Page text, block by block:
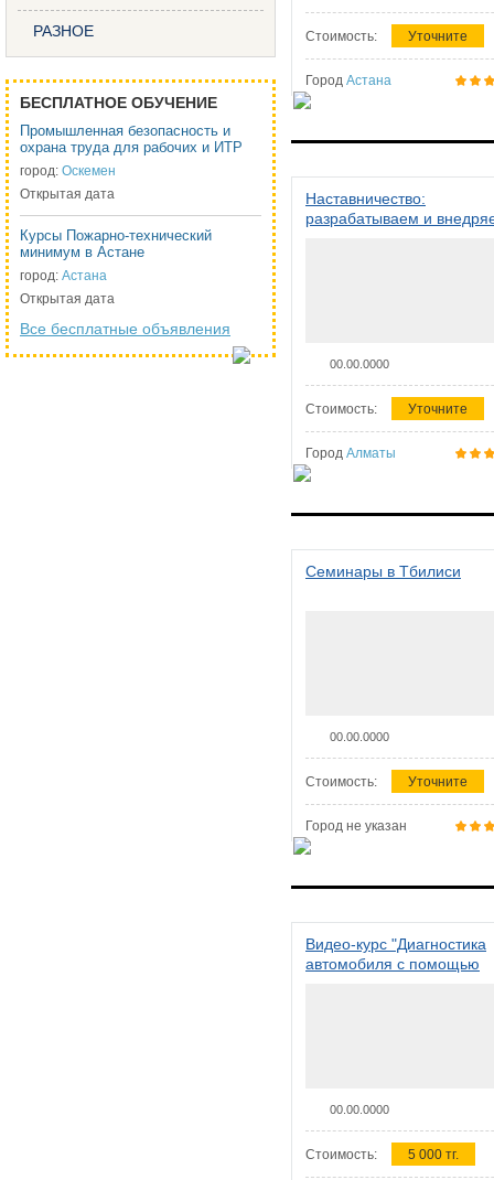
РАЗНОЕ
БЕСПЛАТНОЕ ОБУЧЕНИЕ
Промышленная безопасность и
охрана труда для рабочих и ИТР
город: Оскемен
Открытая дата
Курсы Пожарно-технический
минимум в Астане
город: Астана
Открытая дата
Все бесплатные объявления
Стоимость: Уточните
Город Астана
Наставничество:
разрабатываем и
00.00.0000
Стоимость: Уточните
Город Алматы
Семинары в Тбилиси
00.00.0000
Стоимость: Уточните
Город не указан
Видео-курс "Диагностика
автомобиля с помощью
00.00.0000
Стоимость: 5 000 тг.